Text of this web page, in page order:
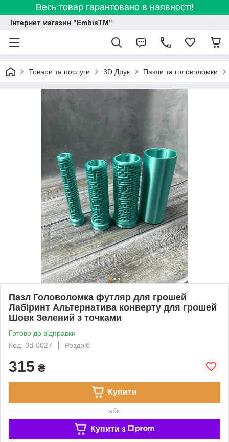
Весь товар гарантовано в наявності!
Інтернет магазин "EmbisTM"
Товари та послуги 3D Друк Пазли та головоломки
Пазл Головоломка футляр для грошей
Лабіринт Альтернатива конверту для грошей
Шовк Зелений з точками
Готово до відправки
Код: 3d-0027
Роздріб
315 ₴
Купити
або
Купити з